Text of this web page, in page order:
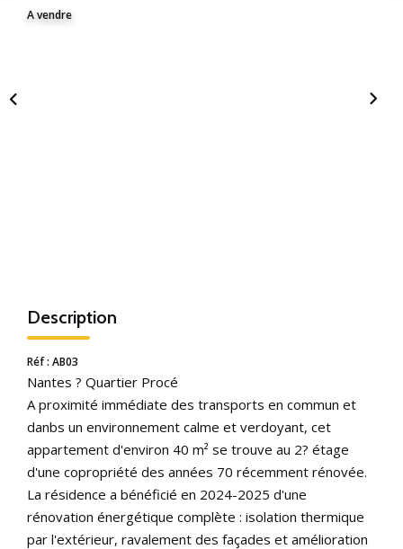
A vendre
Description
Réf : AB03
Nantes ? Quartier Procé
A proximité immédiate des transports en commun et
danbs un environnement calme et verdoyant, cet
appartement d'environ 40 m² se trouve au 2? étage
d'une copropriété des années 70 récemment rénovée.
La résidence a bénéficié en 2024-2025 d'une
rénovation énergétique complète : isolation thermique
par l'extérieur, ravalement des façades et amélioration